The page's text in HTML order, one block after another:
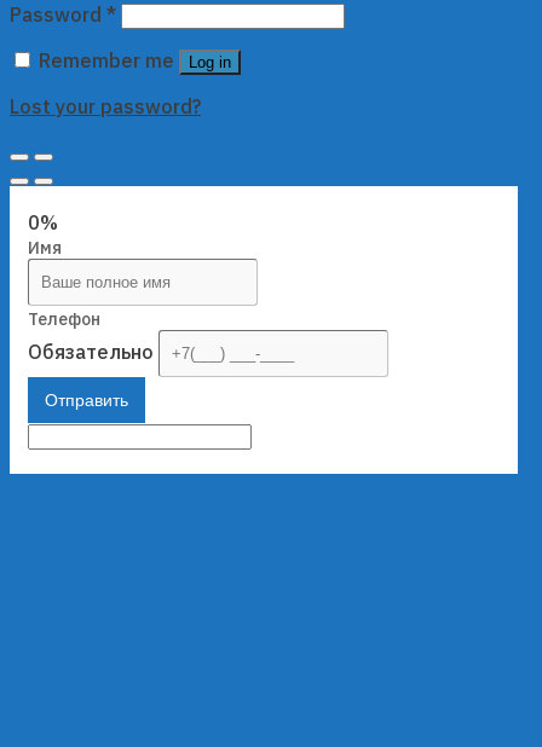
Password *
Remember me
Log in
Lost your password?
0%
Имя
Телефон
Обязательно
Отправить